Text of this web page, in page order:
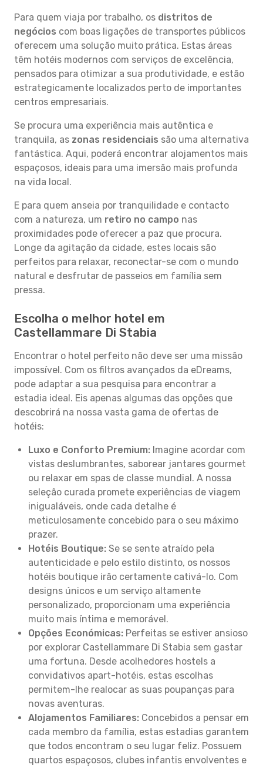
Para quem viaja por trabalho, os distritos de
negócios com boas ligações de transportes públicos
oferecem uma solução muito prática. Estas áreas
têm hotéis modernos com serviços de excelência,
pensados para otimizar a sua produtividade, e estão
estrategicamente localizados perto de importantes
centros empresariais.
Se procura uma experiência mais autêntica e
tranquila, as zonas residenciais são uma alternativa
fantástica. Aqui, poderá encontrar alojamentos mais
espaçosos, ideais para uma imersão mais profunda
na vida local.
E para quem anseia por tranquilidade e contacto
com a natureza, um retiro no campo nas
proximidades pode oferecer a paz que procura.
Longe da agitação da cidade, estes locais são
perfeitos para relaxar, reconectar-se com o mundo
natural e desfrutar de passeios em família sem
pressa.
Escolha o melhor hotel em
Castellammare Di Stabia
Encontrar o hotel perfeito não deve ser uma missão
impossível. Com os filtros avançados da eDreams,
pode adaptar a sua pesquisa para encontrar a
estadia ideal. Eis apenas algumas das opções que
descobrirá na nossa vasta gama de ofertas de
hotéis:
Luxo e Conforto Premium: Imagine acordar com
vistas deslumbrantes, saborear jantares gourmet
ou relaxar em spas de classe mundial. A nossa
seleção curada promete experiências de viagem
inigualáveis, onde cada detalhe é
meticulosamente concebido para o seu máximo
prazer.
Hotéis Boutique: Se se sente atraído pela
autenticidade e pelo estilo distinto, os nossos
hotéis boutique irão certamente cativá-lo. Com
designs únicos e um serviço altamente
personalizado, proporcionam uma experiência
muito mais íntima e memorável.
Opções Económicas: Perfeitas se estiver ansioso
por explorar Castellammare Di Stabia sem gastar
uma fortuna. Desde acolhedores hostels a
convidativos apart-hotéis, estas escolhas
permitem-lhe realocar as suas poupanças para
novas aventuras.
Alojamentos Familiares: Concebidos a pensar em
cada membro da família, estas estadias garantem
que todos encontram o seu lugar feliz. Possuem
quartos espaçosos, clubes infantis envolventes e